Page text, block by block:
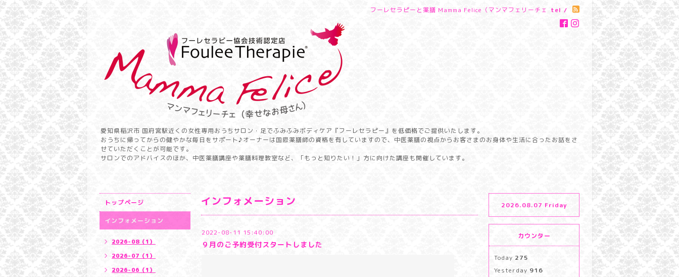
フーレセラピーと薬膳 Mamma Felice（マンマフェリーチェ tel /
愛知県稲沢市 国府宮駅近くの女性専用おうちサロン・足でふみふみボディケア『フーレセラピー』を低価格でご提供いたします。
おうちに帰ってからの健やかな毎日をサポート♪オーナーは国際薬膳師の資格を有していますので、中医薬膳の視点からお客さまのお身体や生活に合ったお話をさ
せていただくことが可能です。
サロンでのアドバイスのほか、中医薬膳講座や薬膳料理教室など、「もっと知りたい！」方に向けた講座も開催しています。
インフォメーション
2022-08-11 15:40:00
９月のご予約受付スタートしました
トップページ
インフォメーション
2026-08（1）
2026-07（1）
2026-06（1）
2026.08.07 Friday
カウンター
Today 275
Yesterday 916